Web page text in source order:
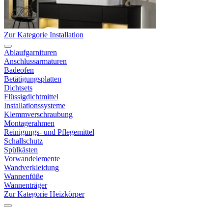
Zur Kategorie Installation
Ablaufgarnituren
Anschlussarmaturen
Badeofen
Betätigungsplatten
Dichtsets
Flüssigdichtmittel
Installationssysteme
Klemmverschraubung
Montagerahmen
Reinigungs- und Pflegemittel
Schallschutz
Spülkästen
Vorwandelemente
Wandverkleidung
Wannenfüße
Wannenträger
Zur Kategorie Heizkörper